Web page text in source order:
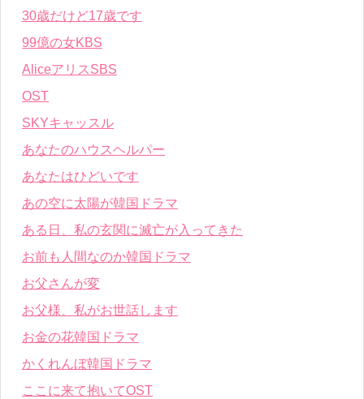
30歳だけど17歳です
99億の女KBS
AliceアリスSBS
OST
SKYキャッスル
あなたのハウスヘルパー
あなたはひどいです
あの空に太陽が韓国ドラマ
ある日、私の玄関に滅亡が入ってきた
お前も人間なのか韓国ドラマ
お父さんが変
お父様、私がお世話します
お金の花韓国ドラマ
かくれんぼ韓国ドラマ
ここに来て抱いてOST